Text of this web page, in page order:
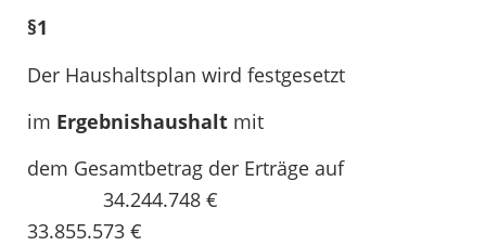
§1
Der Haushaltsplan wird festgesetzt
im Ergebnishaushalt mit
dem Gesamtbetrag der Erträge auf
34.244.748 €
33.855.573 €